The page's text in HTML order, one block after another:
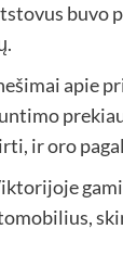
buvo
apie
ir oro